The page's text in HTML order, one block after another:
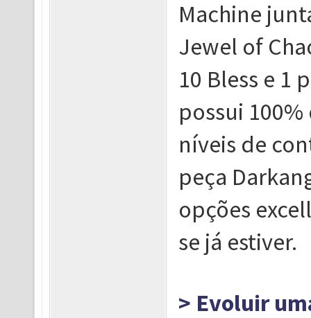
Machine
Jewel of
10 Bless e 1
possui
níveis de
peça
opções
se já estiver.
> Evoluir